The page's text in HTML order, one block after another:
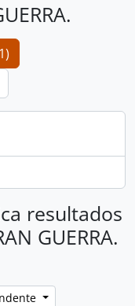
resultados
GUERRA.